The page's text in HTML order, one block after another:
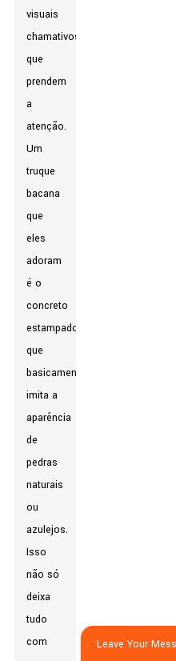
visuais
chamativos
que
prendem
a
atenção.
Um
truque
bacana
que
eles
adoram
é o
concreto
estampado,
que
basicamente
imita a
aparência
de
pedras
naturais
ou
azulejos.
Isso
não só
deixa
tudo
com
Leave Your